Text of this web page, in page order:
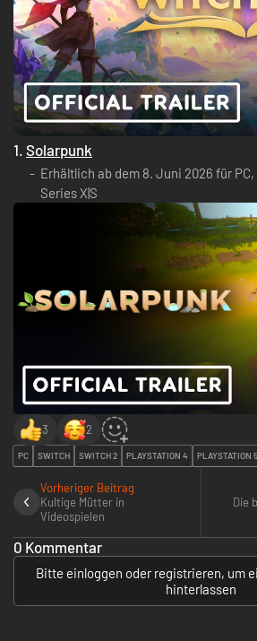
1. Solarpunk
Erhältlich ab dem 8. Juni 2026 für
Series X|S
3 2
PC SWITCH SWITCH 2 PLAYSTATION 4 PLAYSTATION 5
Vorheriger Beitrag
Kultige Mütter in
Videospielen
Die
0 Kommentar
Bitte einloggen oder registrieren, um
hinterlassen